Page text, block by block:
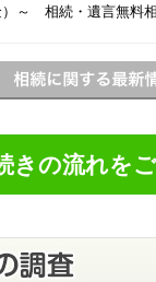
）～ 相続・遺言無料
きの流れをご